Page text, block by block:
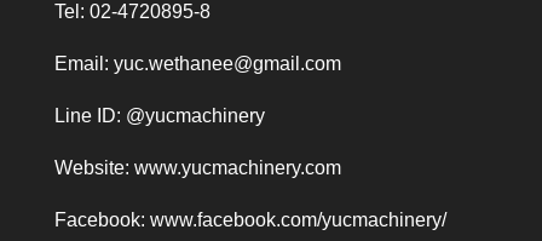
Tel: 02-4720895-8
Email: yuc.wethanee@gmail.com
Line ID: @yucmachinery
Website: www.yucmachinery.com
Facebook: www.facebook.com/yucmachinery/